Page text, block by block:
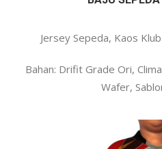
Jersey Sepeda, Kaos
Bahan: Drifit Grade Ori,
Wafer,